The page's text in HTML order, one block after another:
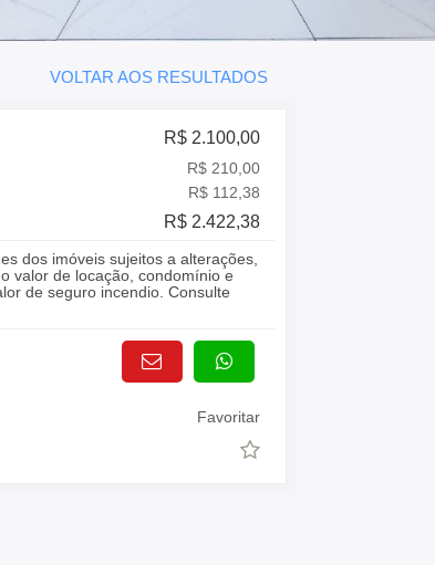
VOLTAR AOS RESULTADOS
R$ 2.100,00
R$ 210,00
R$ 112,38
R$ 2.422,38
dos imóveis sujeitos a alterações,
valor de locação, condomínio e
de seguro incendio. Consulte
Favoritar